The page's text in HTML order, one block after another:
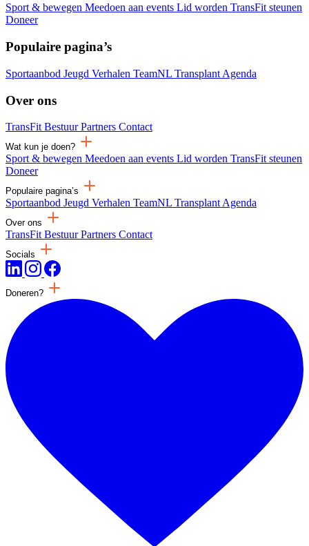
Sport & bewegen Meedoen aan events Lid worden TransFit steunen
Doneer
Populaire pagina’s
Sportaanbod Jeugd Verhalen TeamNL Transplant Agenda
Over ons
TransFit BestuurPartners Contact
Wat kun je doen?
Sport & bewegen Meedoen aan events Lid worden TransFit steunen
Doneer
Populaire pagina’s
Sportaanbod Jeugd Verhalen TeamNL Transplant Agenda
Over ons
TransFit BestuurPartners Contact
Socials
Doneren?